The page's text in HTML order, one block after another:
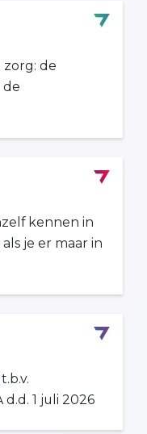
zorg: de
de
kennen in
je er maar in
d.d. 1 juli 2026